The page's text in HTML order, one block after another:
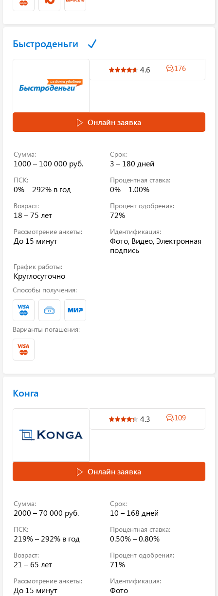
Быстроденьги
4.6 176
Онлайн заявка
Сумма:
1000 – 100 000 руб.
Срок:
3 – 180 дней
ПСК:
0% – 292% в год
Процентная ставка:
0% – 1.00%
Возраст:
18 – 75 лет
Процент одобрения:
72%
Рассмотрение анкеты:
До 15 минут
Идентификация:
Фото, Видео, Электронная
подпись
График работы:
Круглосуточно
Способы получения:
Варианты погашения:
Конга
4.3 109
Онлайн заявка
Сумма:
2000 – 70 000 руб.
Срок:
10 – 168 дней
ПСК:
219% – 292% в год
Процентная ставка:
0.50% – 0.80%
Возраст:
21 – 65 лет
Процент одобрения:
71%
Рассмотрение анкеты:
До 15 минут
Идентификация:
Фото